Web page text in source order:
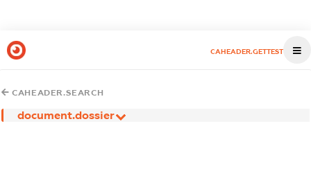
CAHEADER.GETTEST
CAHEADER.SEARCH
document.dossier